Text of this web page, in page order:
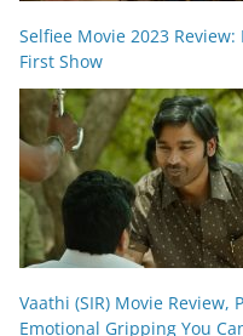
Selfiee Movie 2023
First Show
Vaathi (SIR) Movie
Emotional Gripping You